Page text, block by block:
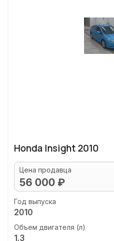
Honda Insight 2010
Цена продавца
56 000 ₽
Год выпуска
2010
Объем двигателя (л)
1.3